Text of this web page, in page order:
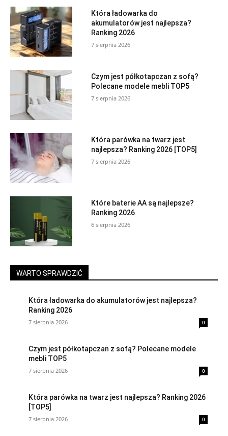
Która ładowarka do
akumulatorów jest najlepsza?
Ranking 2026
7 sierpnia 2026
Czym jest półkotapczan z sofą?
Polecane modele mebli TOP5
7 sierpnia 2026
Która parówka na twarz jest
najlepsza? Ranking 2026 [TOP5]
7 sierpnia 2026
Które baterie AA są najlepsze?
Ranking 2026
6 sierpnia 2026
WARTO SPRAWDZIĆ
Która ładowarka do akumulatorów jest najlepsza?
Ranking 2026
7 sierpnia 2026 0
Czym jest półkotapczan z sofą? Polecane modele
mebli TOP5
7 sierpnia 2026 0
Która parówka na twarz jest najlepsza? Ranking 2026
[TOP5]
7 sierpnia 2026 0